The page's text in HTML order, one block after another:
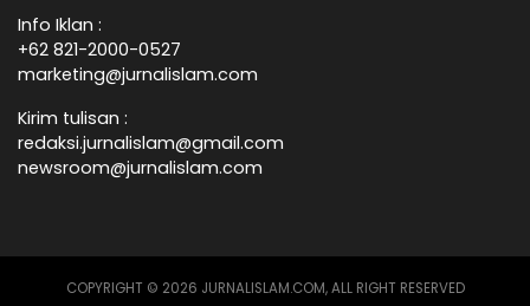
Info Iklan :
+62 821-2000-0527
marketing@jurnalislam.com
Kirim tulisan :
redaksi.jurnalislam@gmail.com
newsroom@jurnalislam.com
COPYRIGHT © 2026 JURNALISLAM.COM, ALL RIGHT RESERVED